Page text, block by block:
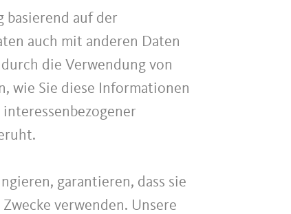
basierend auf der
auch mit anderen Daten
die Verwendung von
wie Sie diese Informationen
garantieren, dass sie
verwenden. Unsere